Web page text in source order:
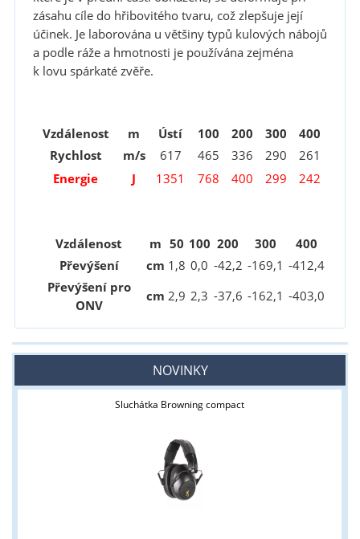
zásahu cíle do hřibovitého tvaru, což zlepšuje její
účinek. Je laborována u většiny typů kulových nábojů
a podle ráže a hmotnosti je používána zejména
k lovu spárkaté zvěře.
Vzdálenost m Ústí 100 200 300
400
Rychlost
m/s 617 465 336 290
261
Energie
J 1351 768 400 299 242
Vzdálenost m 50 100 200 300
400
Převýšení
cm 1,8 0,0 -42,2 -169,1 -412,4
Převýšení pro
ONV
cm 2,9 2,3 -37,6 -162,1 -403,0
NOVINKY
Sluchátka Browning compact